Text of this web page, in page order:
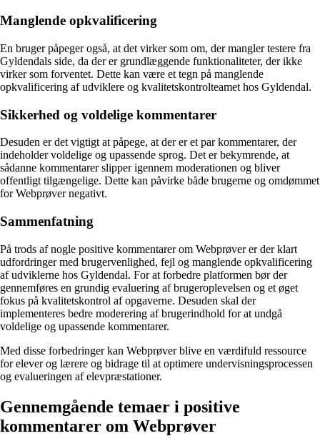
Manglende opkvalificering
En bruger påpeger også, at det virker som om, der mangler testere fra
Gyldendals side, da der er grundlæggende funktionaliteter, der ikke
virker som forventet. Dette kan være et tegn på manglende
opkvalificering af udviklere og kvalitetskontrolteamet hos Gyldendal.
Sikkerhed og voldelige kommentarer
Desuden er det vigtigt at påpege, at der er et par kommentarer, der
indeholder voldelige og upassende sprog. Det er bekymrende, at
sådanne kommentarer slipper igennem moderationen og bliver
offentligt tilgængelige. Dette kan påvirke både brugerne og omdømmet
for Webprøver negativt.
Sammenfatning
På trods af nogle positive kommentarer om Webprøver er der klart
udfordringer med brugervenlighed, fejl og manglende opkvalificering
af udviklerne hos Gyldendal. For at forbedre platformen bør der
gennemføres en grundig evaluering af brugeroplevelsen og et øget
fokus på kvalitetskontrol af opgaverne. Desuden skal der
implementeres bedre moderering af brugerindhold for at undgå
voldelige og upassende kommentarer.
Med disse forbedringer kan Webprøver blive en værdifuld ressource
for elever og lærere og bidrage til at optimere undervisningsprocessen
og evalueringen af elevpræstationer.
Gennemgående temaer i positive
kommentarer om Webprøver